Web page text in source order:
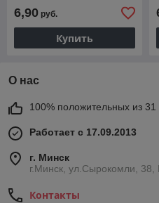
6,90 руб.
Купить
О нас
100% положительных из 31
Работает с 17.09.2013
г. Минск
г.Минск, ул.Сырокомли, 38,
Контакты